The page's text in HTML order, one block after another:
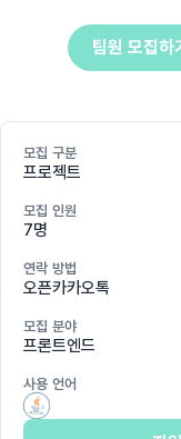
팀원 모집하
모집 구분
프로젝트
모집 인원
7명
연락 방법
오픈카카오톡
모집 분야
프론트엔드
사용 언어